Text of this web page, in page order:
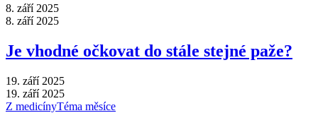
8. září 2025
8. září 2025
Je vhodné očkovat do stále stejné paže?
19. září 2025
19. září 2025
Z medicínyTéma měsíce